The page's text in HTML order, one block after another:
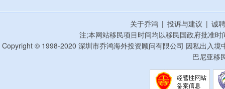
关于乔鸿 | 投诉与建议 | 诚
注;本网站移民项目时间均以移民国政府批准
Copyright © 1998-2020 深圳市乔鸿海外投资顾问有限公司 因私出入
巴尼亚移